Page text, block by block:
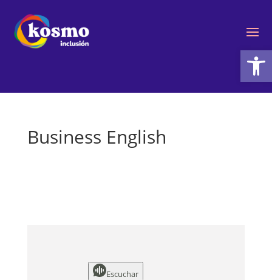
Business English
Escuchar